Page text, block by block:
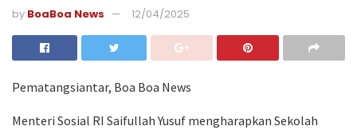
by BoaBoa News 12/04/2025
Pematangsiantar, Boa Boa News
Menteri Sosial RI Saifullah Yusuf mengharapkan Sekolah